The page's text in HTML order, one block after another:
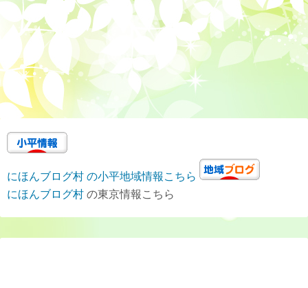
にほんブログ村 の小平地域情報こちら
にほんブログ村 の東京情報こちら